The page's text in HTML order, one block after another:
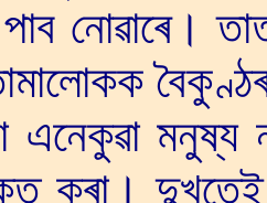
নোৱাৰে।
মনুষ্য
কৰা। দুখতেই